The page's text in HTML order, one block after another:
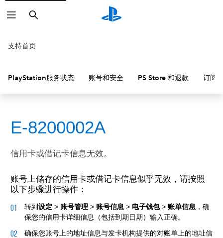
搜
索
支持首页
PlayStation服务状态 账号和安全 PS Store 和退款 订阅
E-8200002A
信用卡或借记卡信息无效。
账号上储存的信用卡或借记卡信息似乎无效，请按照
以下步骤进行操作：
转到设定 > 账号管理 > 账号信息 > 电子钱包> 账单信息 ，确
保您的信用卡详细信息（包括到期日期）输入正确。
确保您账号上的地址信息与发卡机构提供的对账单上的地址信